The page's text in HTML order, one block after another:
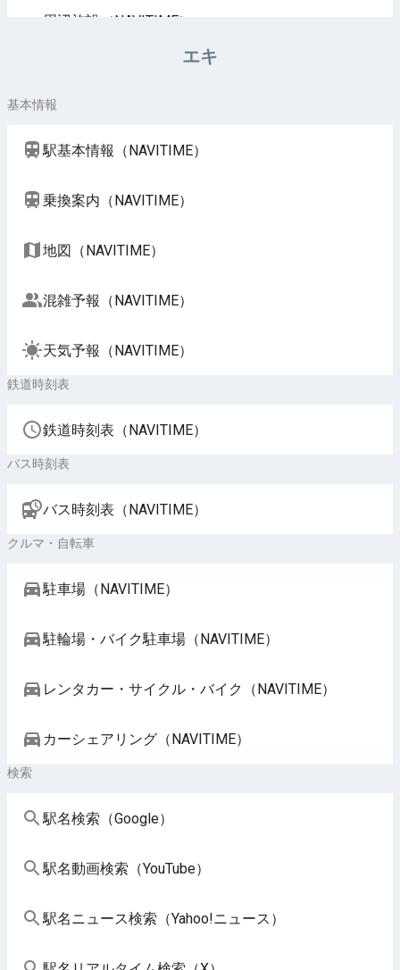
周辺施設（NAVITIME）
エキ
基本情報
駅基本情報（NAVITIME）
乗換案内（NAVITIME）
地図（NAVITIME）
混雑予報（NAVITIME）
天気予報（NAVITIME）
鉄道時刻表
鉄道時刻表（NAVITIME）
バス時刻表
バス時刻表（NAVITIME）
クルマ・自転車
駐車場（NAVITIME）
駐輪場・バイク駐車場（NAVITIME）
レンタカー・サイクル・バイク（NAVITIME）
カーシェアリング（NAVITIME）
検索
駅名検索（Google）
駅名動画検索（YouTube）
駅名ニュース検索（Yahoo!ニュース）